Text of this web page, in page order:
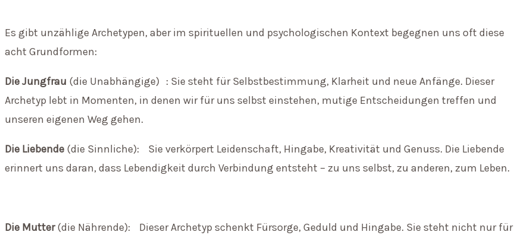
Es gibt unzählige Archetypen, aber im spirituellen und psychologischen Kontext begegnen uns oft diese
acht Grundformen:
Die Jungfrau (die Unabhängige) : Sie steht für Selbstbestimmung, Klarheit und neue Anfänge. Dieser
Archetyp lebt in Momenten, in denen wir für uns selbst einstehen, mutige Entscheidungen treffen und
unseren eigenen Weg gehen.
Die Liebende (die Sinnliche): Sie verkörpert Leidenschaft, Hingabe, Kreativität und Genuss. Die Liebende
erinnert uns daran, dass Lebendigkeit durch Verbindung entsteht – zu uns selbst, zu anderen, zum Leben.
Die Mutter(die Nährende): Dieser Archetyp schenkt Fürsorge, Geduld und Hingabe. Sie steht nicht nur für